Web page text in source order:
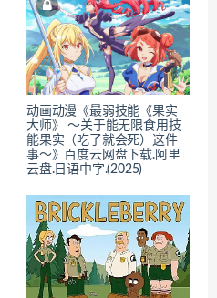
动画动漫《最弱技能《果实
大师》 ～关于能无限食用技
能果实（吃了就会死）这件
事～》百度云网盘下载.阿里
云盘.日语中字.(2025)